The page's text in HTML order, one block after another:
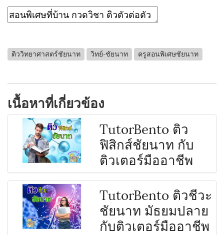
ติววิทยาศาสตร์ชัยนาท วิทย์-ชัยนาท ครูสอนพิเศษชัยนาท
เนื้อหาที่เกี่ยวข้อง
TutorBento ติว
ฟิสิกส์ชัยนาท กับ
ติวเตอร์มืออาชีพ
TutorBento ติวชีวะ
ชัยนาท มัธยมปลาย
กับติวเตอร์มืออาชีพ